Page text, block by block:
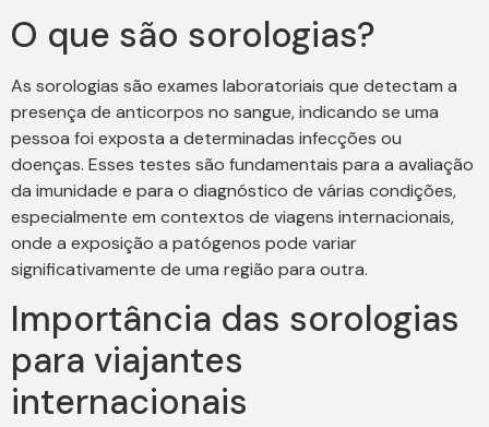
O que são sorologias?
As sorologias são exames laboratoriais que detectam a
presença de anticorpos no sangue, indicando se uma
pessoa foi exposta a determinadas infecções ou
doenças. Esses testes são fundamentais para a avaliação
da imunidade e para o diagnóstico de várias condições,
especialmente em contextos de viagens internacionais,
onde a exposição a patógenos pode variar
significativamente de uma região para outra.
Importância das sorologias
para viajantes
internacionais